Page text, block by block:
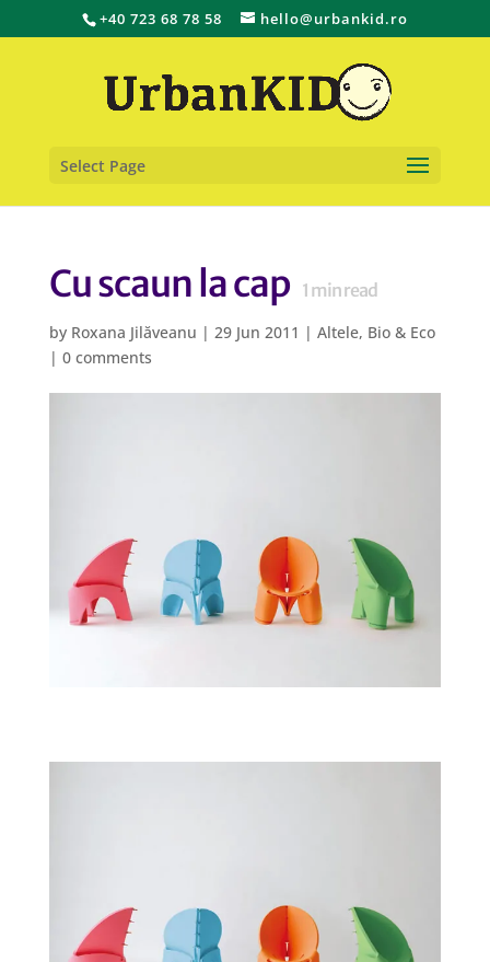
+40 723 68 78 58 hello@urbankid.ro
Select Page
Cu scaun la cap 1 min read
by Roxana Jilăveanu | 29 Jun 2011 | Altele, Bio & Eco
| 0 comments